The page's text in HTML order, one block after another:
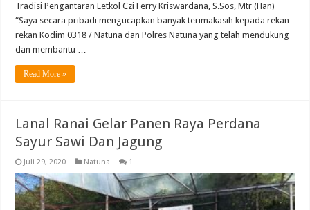
Tradisi Pengantaran Letkol Czi Ferry Kriswardana, S.Sos, Mtr (Han)
“Saya secara pribadi mengucapkan banyak terimakasih kepada rekan-
rekan Kodim 0318 / Natuna dan Polres Natuna yang telah mendukung
dan membantu …
Read More »
Lanal Ranai Gelar Panen Raya Perdana
Sayur Sawi Dan Jagung
Juli 29, 2020 Natuna 1